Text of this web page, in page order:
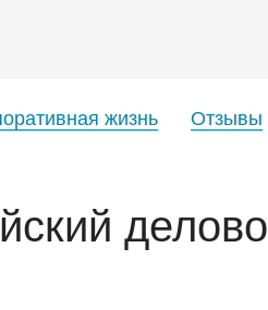
жизнь
Отзывы